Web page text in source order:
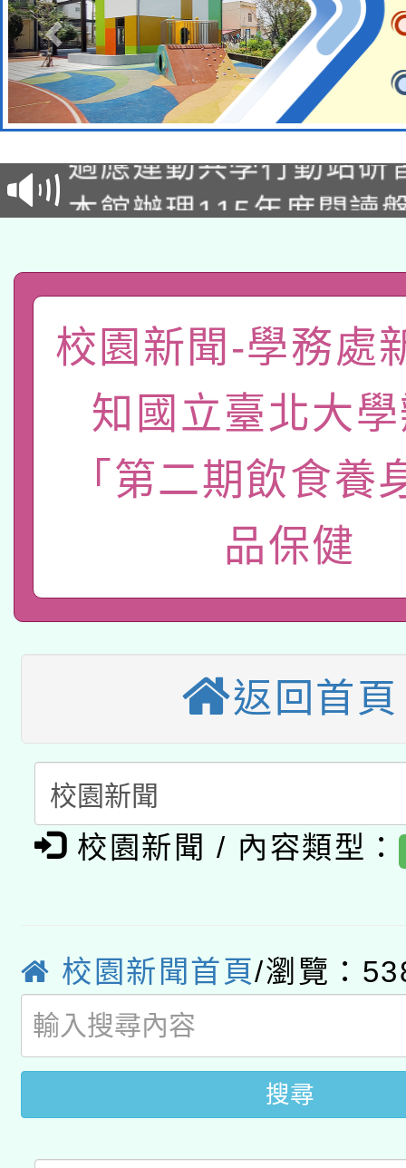
本校115學年度第2次
招甄選結果公告(無人
招)
本館辦理115年度閱讀
礎課程
A3數位素養講師名單
「數位內容與教學軟體
pilot」
有關大陸委員會函釋公
薪期間赴陸應申請許可
轉知經濟部水利署委託
業技術研究院辦理「
用水績優單位及節水達
115年8月22日(星期六
桃園市孔廟祈福系列
開 智慧啟航」
本校115學年度第2次
招甄選結果公告(無人
招)
適應運動共學行動站研
本館辦理115年度閱讀
暨閱讀推動專業研習
科技賦能─人工智慧
礎課程
A3數位素養講師名單
「數位內容與教學軟體
pilot」
有關大陸委員會函釋公
轉知經濟部水利署委託
用水績優單位及節水達
動」
桃園市孔廟祈福系列
開 智慧啟航」
2026年桃園地景藝術
校園新聞-學務處
知國立臺北大
「第二期飲食養
品保健
返回首頁
校園新聞 / 內容類型：
校園新聞首頁/瀏覽：
搜尋